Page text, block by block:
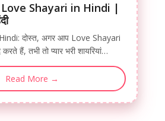
Shayari in Hindi |
दोस्त, अगर आप Love Shayari
हैं, तभी तो प्यार भरी शायरियां…
Read More →